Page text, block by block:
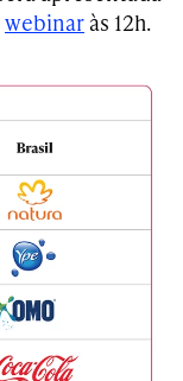
webinar às 12h.